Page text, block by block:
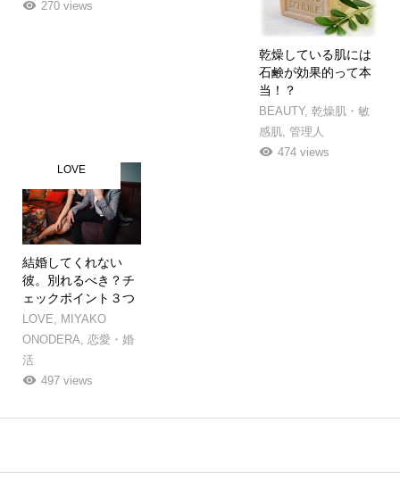
270 views
乾燥している肌には
石鹸が効果的って本
当！？
BEAUTY,乾燥肌・敏
感肌 ,管理人
474 views
結婚してくれない
彼。別れるべき？チ
ェックポイント３つ
LOVE, MIYAKO
ONODERA, 恋愛・婚
活
497 views
LOVE